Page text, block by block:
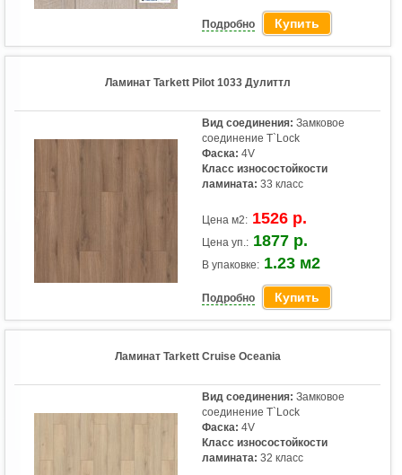
Подробно Купить
Ламинат Tarkett Pilot 1033 Дулиттл
Вид соединения: Замковое
соединение T`Lock
Фаска: 4V
Класс износостойкости
ламината: 33 класс
Цена м2: 1526 р.
Цена уп.: 1877 р.
В упаковке: 1.23 м2
Подробно Купить
Ламинат Tarkett Cruise Oceania
Вид соединения: Замковое
соединение T`Lock
Фаска: 4V
Класс износостойкости
ламината: 32 класс